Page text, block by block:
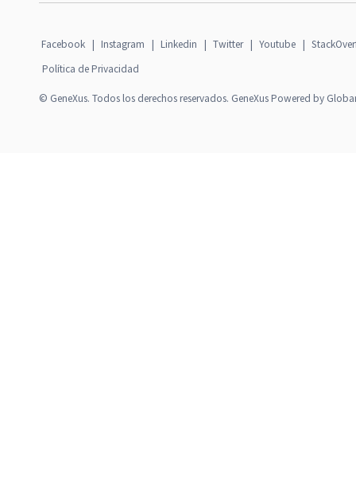
Facebook | Instagram | Linkedin | Twitter | Youtube |
Política de Privacidad
© GeneXus. Todos los derechos reservados. GeneXus Powered by